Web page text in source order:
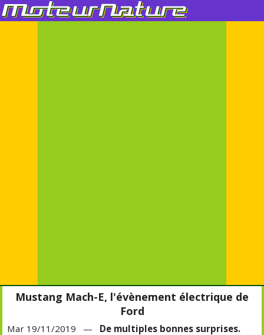
Mustang Mach-E, l'évènement électrique de
Ford
Mar 19/11/2019 — De multiples bonnes surprises.